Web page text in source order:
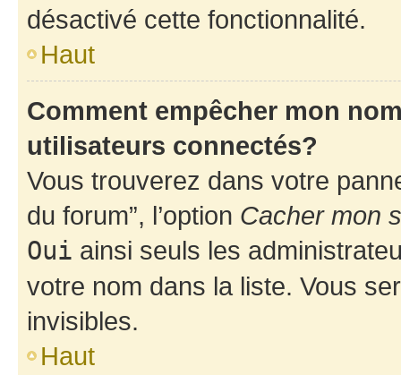
désactivé cette fonctionnalité.
Haut
Comment empêcher mon
utilisateurs connectés?
Vous trouverez dans votre
du forum”, l’option Cacher mon
Oui ainsi seuls les
votre nom dans la liste. Vous
invisibles.
Haut